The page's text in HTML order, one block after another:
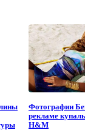
Фотографии
рекламе
H&M